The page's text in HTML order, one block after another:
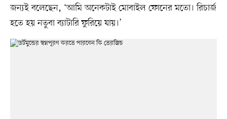
জন্যই বলেছেন, ‘আমি অনেকটাই মোবাইল ফোনের মতো। রিচার্জ
হতে হয় নতুবা ব্যাটারি ফুরিয়ে যায়।’